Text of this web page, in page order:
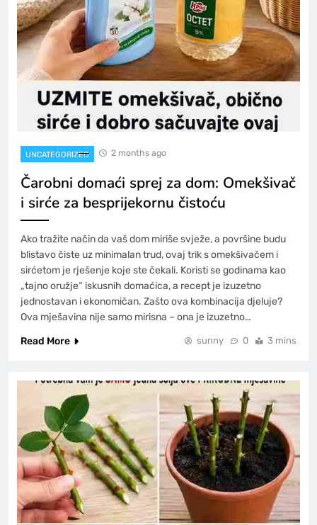
UNCATEGORIZED 2 months ago
Čarobni domaći sprej za dom: Omekšivač
i sirće za besprijekornu čistoću
Ako tražite način da vaš dom miriše svježe, a površine budu
blistavo čiste uz minimalan trud, ovaj trik s omekšivačem i
sirćetom je rješenje koje ste čekali. Koristi se godinama kao
„tajno oružje“ iskusnih domaćica, a recept je izuzetno
jednostavan i ekonomičan. Zašto ova kombinacija djeluje?
Ova mješavina nije samo mirisna – ona je izuzetno…
Read More
sunny 0 3 mins